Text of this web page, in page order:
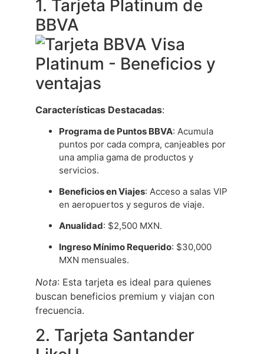
1. Tarjeta Platinum de
BBVA
Características Destacadas:
Programa de Puntos BBVA: Acumula
puntos por cada compra, canjeables por
una amplia gama de productos y
servicios.
Beneficios en Viajes: Acceso a salas VIP
en aeropuertos y seguros de viaje.
Anualidad: $2,500 MXN.
Ingreso Mínimo Requerido: $30,000
MXN mensuales.
Nota: Esta tarjeta es ideal para quienes
buscan beneficios premium y viajan con
frecuencia.
2. Tarjeta Santander